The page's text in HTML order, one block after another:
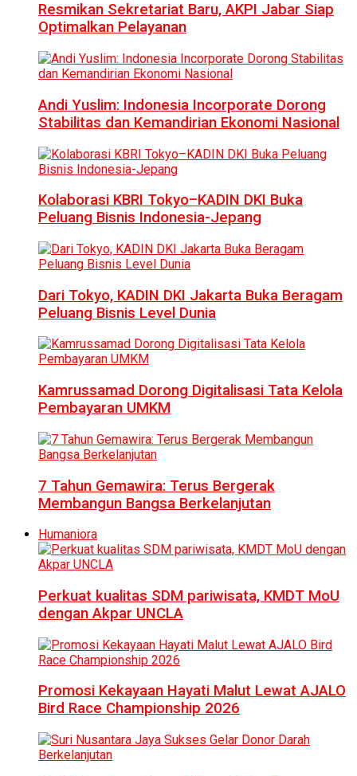
Resmikan Sekretariat Baru, AKPI Jabar Siap
Optimalkan Pelayanan
Andi Yuslim: Indonesia Incorporate Dorong
Stabilitas dan Kemandirian Ekonomi Nasional
Kolaborasi KBRI Tokyo–KADIN DKI Buka
Peluang Bisnis Indonesia-Jepang
Dari Tokyo, KADIN DKI Jakarta Buka Beragam
Peluang Bisnis Level Dunia
Kamrussamad Dorong Digitalisasi Tata Kelola
Pembayaran UMKM
7 Tahun Gemawira: Terus Bergerak
Membangun Bangsa Berkelanjutan
Humaniora
Perkuat kualitas SDM pariwisata, KMDT MoU
dengan Akpar UNCLA
Promosi Kekayaan Hayati Malut Lewat AJALO
Bird Race Championship 2026